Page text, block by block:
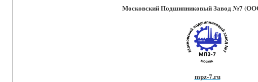
Московский Подшипниковый Завод №7
mpz-7.ru